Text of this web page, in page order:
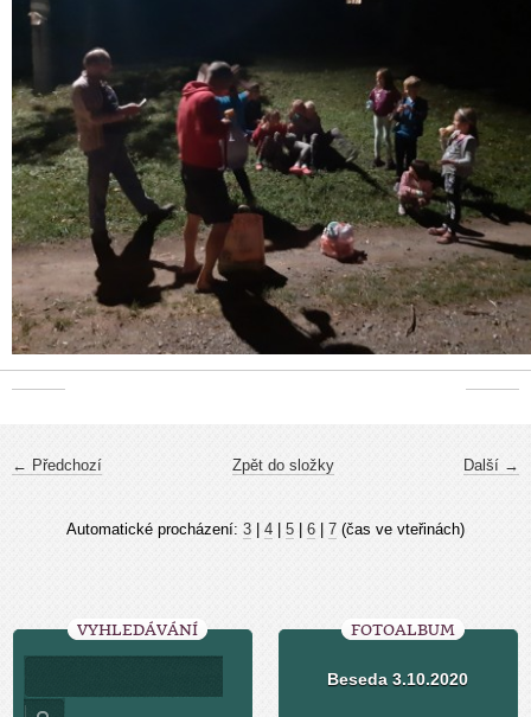
← Předchozí Další →
Zpět do složky
Automatické procházení: 3 4 5 6 7 (čas ve vteřinách)
VYHLEDÁVÁNÍ FOTOALBUM
Beseda 3.10.2020